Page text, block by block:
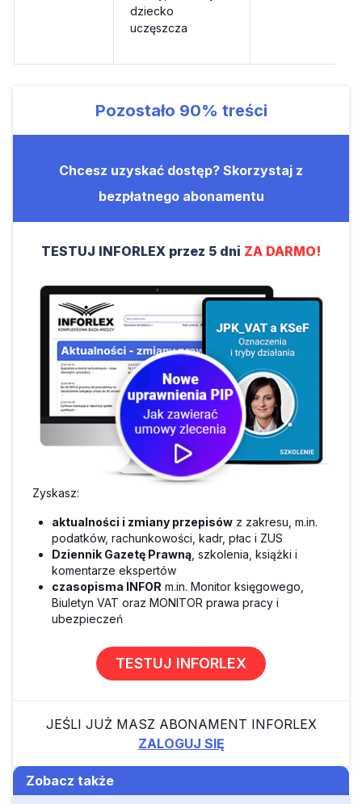
dziecko
uczęszcza
Pozostało 90% treści
Chcesz uzyskać dostęp? Skorzystaj z
bezpłatnego abonamentu
TESTUJ INFORLEX przez 5 dni ZA DARMO!
Zyskasz:
aktualności i zmiany przepisów z zakresu, m.in.
podatków, rachunkowości, kadr, płac i ZUS
Dziennik Gazetę Prawną , szkolenia, książki i
komentarze ekspertów
czasopisma INFOR m.in. Monitor księgowego,
Biuletyn VAT oraz MONITOR prawa pracy i
ubezpieczeń
TESTUJ INFORLEX
JEŚLI JUŻ MASZ ABONAMENT INFORLEX
ZALOGUJ SIĘ
Zobacz także